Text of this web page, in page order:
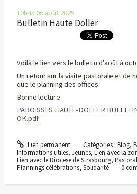
10h45 06 août 2025
Bulletin Haute Doller
Voilà le lien vers le bulletin d'août à
Un retour sur la visite pastorale et de
que le planning des offices.
Bonne lecture
PAROISSES HAUTE-DOLLER
OK.pdf
Lien permanent Catégories : Blog,
Informations utiles, Jeunes, Lien avec la
Lien avec le Diocese de Strasbourg,
Plannings célébrations, Solidarité 0